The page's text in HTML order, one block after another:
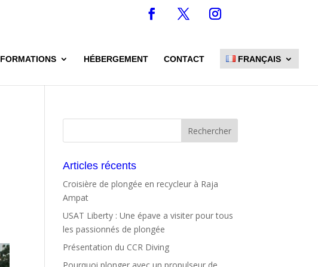
FORMATIONS HÉBERGEMENT CONTACT FRANÇAIS
Articles récents
Croisière de plongée en recycleur à Raja
Ampat
USAT Liberty : Une épave a visiter pour tous
les passionnés de plongée
Présentation du CCR Diving